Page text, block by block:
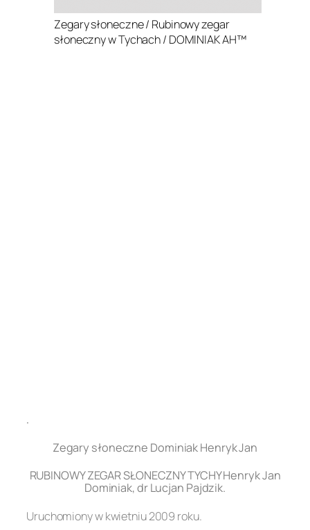
Zegary słoneczne / Rubinowy zegar
słoneczny w Tychach / DOMINIAK AH™
.
Zegary słoneczne Dominiak Henryk Jan
RUBINOWY ZEGAR SŁONECZNY TYCHY Henryk Jan
Dominiak, dr Lucjan Pajdzik.
Uruchomiony w kwietniu 2009 roku.